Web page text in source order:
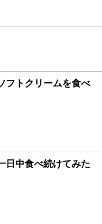
フトクリームを食べ
日中食べ続けてみた